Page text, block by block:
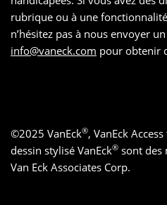
rubrique ou à une
n’hésitez pas à nous envoyer
info@vaneck.com pour obtenir
©2025 VanEck®, VanEck
dessin stylisé VanEck® sont des
Van Eck Associates Corp.